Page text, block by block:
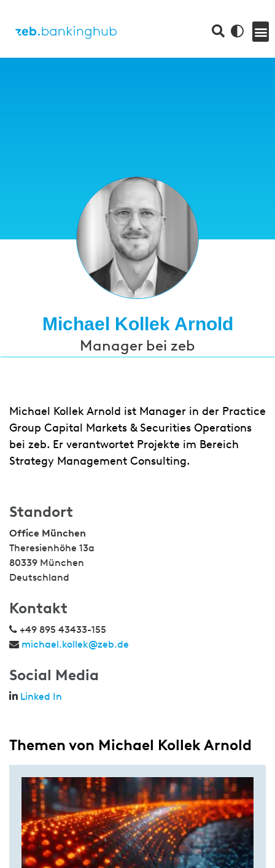
Michael Kollek Arnold
Manager bei zeb
Michael Kollek Arnold ist Manager in der Practice
Group Capital Markets & Securities Operations
bei zeb. Er verantwortet Projekte im Bereich
Strategy Management Consulting.
Standort
Office München
Theresienhöhe 13a
80339 München
Deutschland
Kontakt
+49 895 43433-155
michael.kollek@zeb.de
Social Media
Linked In
Themen von Michael Kollek Arnold